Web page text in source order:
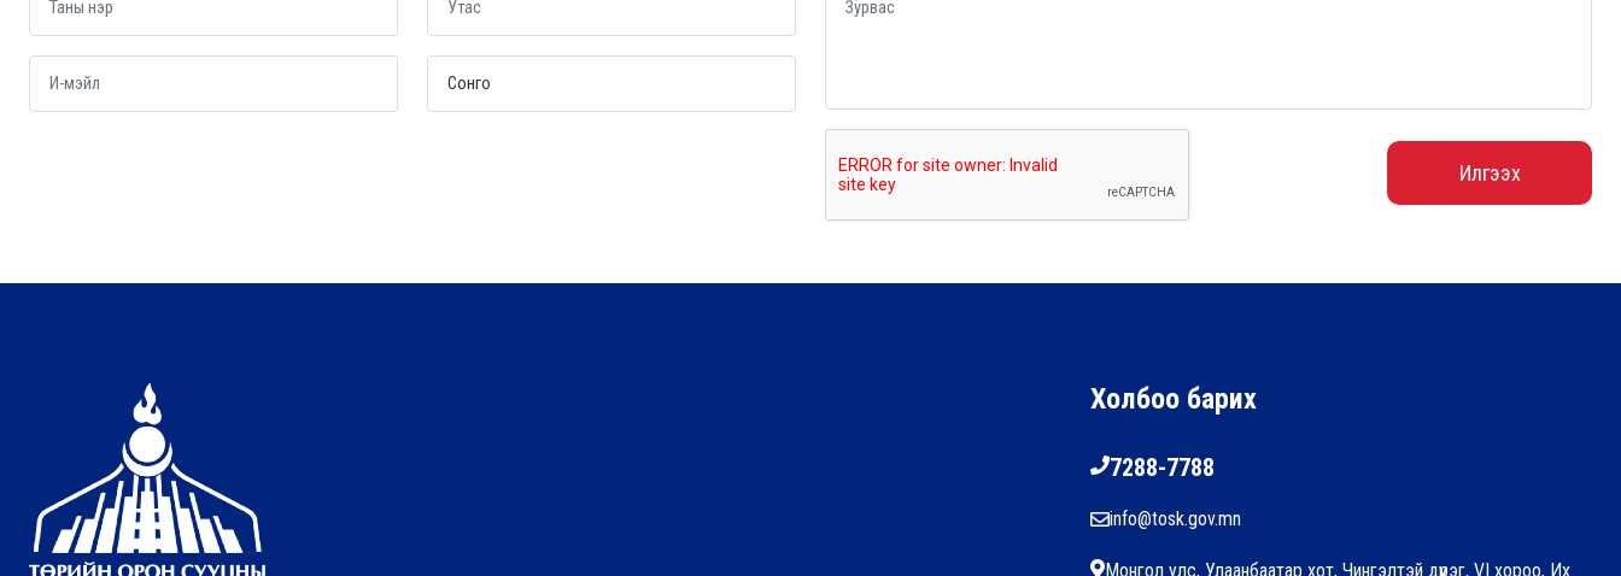
Илгээх
Холбоо барих
7288-7788
info@tosk.gov.mn
Монгол улс, Улаанбаатар хот, Чингэлтэй дүүрэг, VI хороо, Их